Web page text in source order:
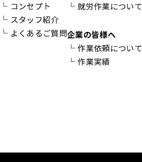
└ コンセプト
└ スタッフ紹介
└ よくあるご質問
└ 就労作業について
企業の皆様へ
└作業依頼について
└作業実績